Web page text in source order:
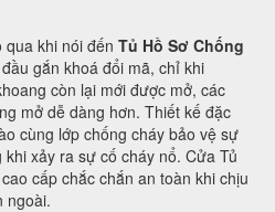
khi nói đến Tủ Hồ Sơ Chống
gắn khoá đổi mã, chỉ khi
còn lại mới được mở, các
mở dễ dàng hơn. Thiết kế đặc
cùng lớp chống cháy bảo vệ sự
xảy ra sự cố cháy nổ. Cửa Tủ
cấp chắc chắn an toàn khi chịu
ngoài.